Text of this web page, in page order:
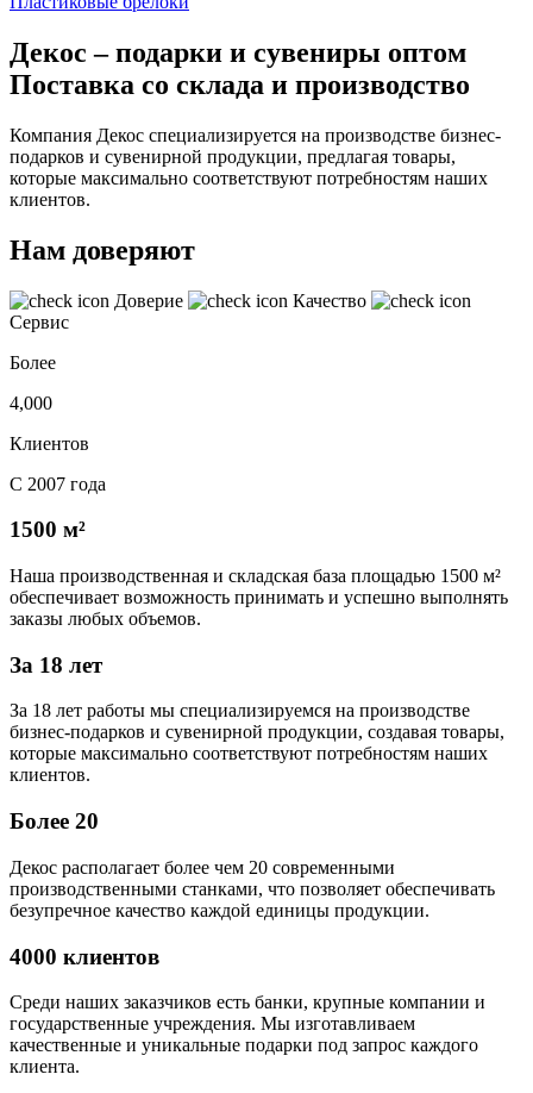
Декос – подарки и сувениры оптом
Поставка со склада и производство
Компания Декос специализируется на производстве бизнес-
подарков и сувенирной продукции, предлагая товары,
которые максимально соответствуют потребностям наших
клиентов.
Нам доверяют
Доверие
Качество
Сервис
Более
4,000
Клиентов
С 2007 года
1500 м²
Наша производственная и складская база площадью 1500 м²
обеспечивает возможность принимать и успешно выполнять
заказы любых объемов.
За 18 лет
За 18 лет работы мы специализируемся на производстве
бизнес-подарков и сувенирной продукции, создавая товары,
которые максимально соответствуют потребностям наших
клиентов.
Более 20
Декос располагает более чем 20 современными
производственными станками, что позволяет обеспечивать
безупречное качество каждой единицы продукции.
4000 клиентов
Среди наших заказчиков есть банки, крупные компании и
государственные учреждения. Мы изготавливаем
качественные и уникальные подарки под запрос каждого
клиента.